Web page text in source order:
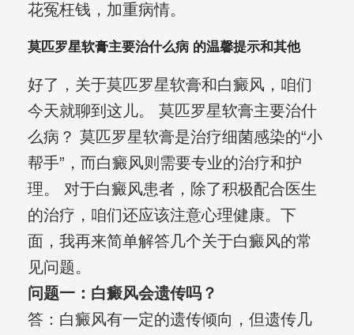
花冤枉钱，加重病情。
莫匹罗星软膏主要治什么病 的温馨提示和其他
好了，关于莫匹罗星软膏和白癜风，咱们
今天就聊到这儿。 莫匹罗星软膏主要治什
么病？ 莫匹罗星软膏是治疗细菌感染的“小
帮手”，而白癜风则需要专业的治疗和护
理。 对于白癜风患者，除了积极配合医生
的治疗，咱们还应该注意心理健康。下
面，我再来简单解答几个关于白癜风的常
见问题。
问题一：白癜风会遗传吗？
答：白癜风有一定的遗传倾向，但遗传几